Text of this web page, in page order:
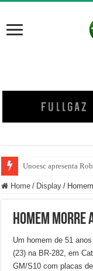
Unoesc apresenta
Família venezuelana
Home / Display /
Homem morre
Um homem de 51
(23) na BR-282, em
GM/S10 com placas